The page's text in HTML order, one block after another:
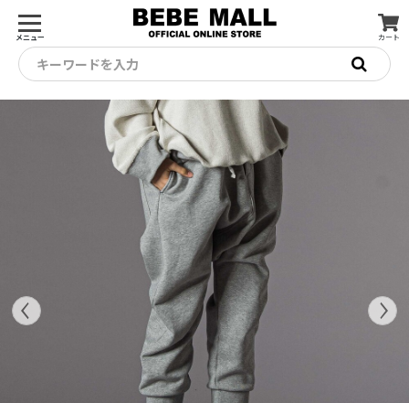
メニュー カート
キーワードを入力